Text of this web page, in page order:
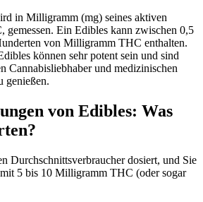
in Milligramm (mg) seines aktiven
gemessen. Ein Edibles kann zwischen 0,5
von Milligramm THC enthalten.
können sehr potent sein und sind
Cannabisliebhaber und medizinischen
genießen.
von Edibles: Was
Durchschnittsverbraucher dosiert, und Sie
5 bis 10 Milligramm THC (oder sogar